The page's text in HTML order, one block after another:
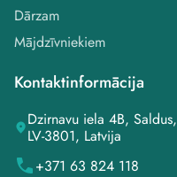
Dārzam
Mājdzīvniekiem
Kontaktinformācija
Dzirnavu iela 4B, Saldus,
LV-3801, Latvija
+371 63 824 118